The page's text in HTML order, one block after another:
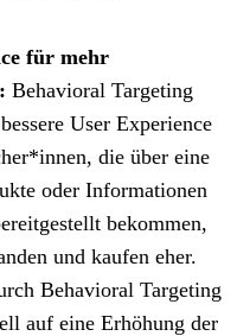
für mehr
Behavioral Targeting
User Experience
die über eine
oder Informationen
bekommen,
und kaufen eher.
Behavioral Targeting
auf eine Erhöhung der